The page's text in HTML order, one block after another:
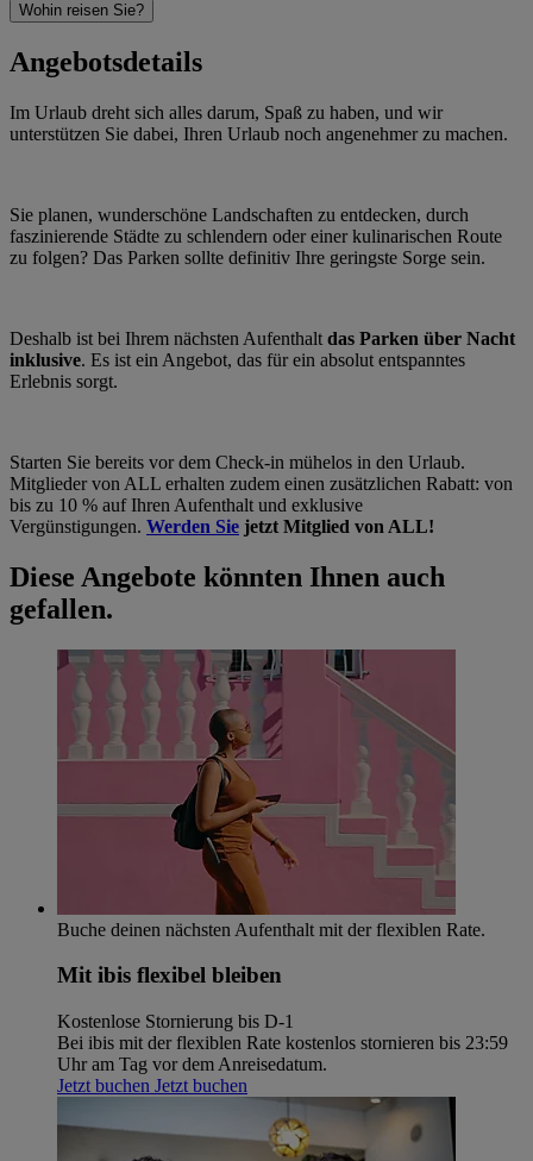
Wohin reisen Sie?
Angebotsdetails
Im Urlaub dreht sich alles darum, Spaß zu haben, und wir
unterstützen Sie dabei, Ihren Urlaub noch angenehmer zu machen.
Sie planen, wunderschöne Landschaften zu entdecken, durch
faszinierende Städte zu schlendern oder einer kulinarischen Route
zu folgen? Das Parken sollte definitiv Ihre geringste Sorge sein.
Deshalb ist bei Ihrem nächsten Aufenthalt das Parken über Nacht
inklusive. Es ist ein Angebot, das für ein absolut entspanntes
Erlebnis sorgt.
Starten Sie bereits vor dem Check-in mühelos in den Urlaub.
Mitglieder von ALL erhalten zudem einen zusätzlichen Rabatt: von
bis zu 10 % auf Ihren Aufenthalt und exklusive
Vergünstigungen. Werden Sie jetzt Mitglied von ALL!
Diese Angebote könnten Ihnen auch
gefallen.
Buche deinen nächsten Aufenthalt mit der flexiblen Rate.
Mit ibis flexibel bleiben
Kostenlose Stornierung bis D-1
Bei ibis mit der flexiblen Rate kostenlos stornieren bis 23:59
Uhr am Tag vor dem Anreisedatum.
Jetzt buchen Jetzt buchen